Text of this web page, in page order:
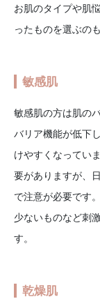
お肌のタイプや肌
ったものを選ぶの
敏感肌
敏感肌の方は肌の
バリア機能が低下
けやすくなってい
要がありますが、
で注意が必要です
少ないものなど刺
す。
乾燥肌